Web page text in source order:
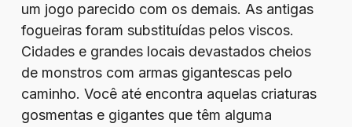
um jogo parecido com os demais. As antigas
fogueiras foram substituídas pelos viscos.
Cidades e grandes locais devastados cheios
de monstros com armas gigantescas pelo
caminho. Você até encontra aquelas criaturas
gosmentas e gigantes que têm alguma